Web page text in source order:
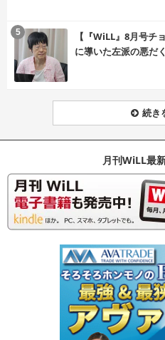
【『WiLL』8月号チ
に導いた左派の悪だ
5
続き
月刊WiLL最